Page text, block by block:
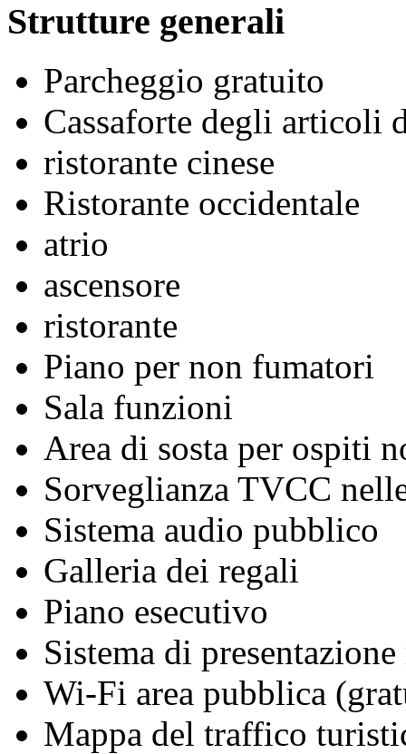
Strutture generali
Parcheggio gratuito
Cassaforte degli articoli
ristorante cinese
Ristorante occidentale
atrio
ascensore
ristorante
Piano per non fumatori
Sala funzioni
Area di sosta per ospiti
Sorveglianza TVCC
Sistema audio pubblico
Galleria dei regali
Piano esecutivo
Sistema di
Wi-Fi area pubblica
Mappa del traffico